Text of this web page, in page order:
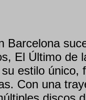
Barcelona
El Último de
estilo único,
Con una